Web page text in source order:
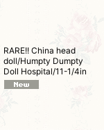
RARE!! China head
doll/Humpty Dumpty
Doll Hospital/11-1/4in